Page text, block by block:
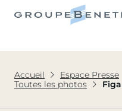
Accueil Espace Presse
Toutes les photos